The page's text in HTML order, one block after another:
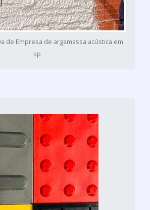
de Empresa de argamassa acústica em
sp